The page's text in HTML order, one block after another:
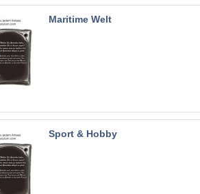
Maritime Welt
Sport & Hobby